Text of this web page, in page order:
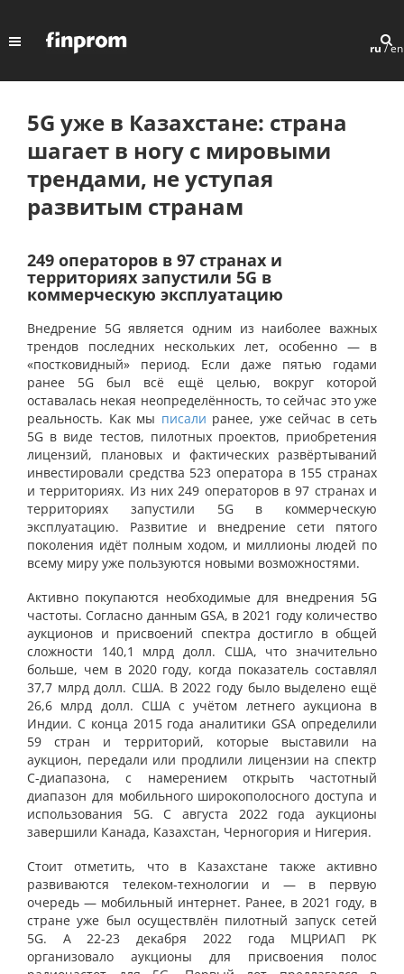
ru/en
5G уже в Казахстане: страна
шагает в ногу с мировыми
трендами, не уступая
развитым странам
249 операторов в 97 странах и
территориях запустили 5G в
коммерческую эксплуатацию
Внедрение 5G является одним из наиболее важных
трендов последних нескольких лет, особенно — в
«постковидный» период. Если даже пятью годами
ранее 5G был всё ещё целью, вокруг которой
оставалась некая неопределённость, то сейчас это уже
реальность. Как мы писали ранее, уже сейчас в сеть
5G в виде тестов, пилотных проектов, приобретения
лицензий, плановых и фактических развёртываний
инвестировали средства 523 оператора в 155 странах
и территориях. Из них 249 операторов в 97 странах и
территориях запустили 5G в коммерческую
эксплуатацию. Развитие и внедрение сети пятого
поколения идёт полным ходом, и миллионы людей по
всему миру уже пользуются новыми возможностями.
Активно покупаются необходимые для внедрения 5G
частоты. Согласно данным GSA, в 2021 году количество
аукционов и присвоений спектра достигло в общей
сложности 140,1 млрд долл. США, что значительно
больше, чем в 2020 году, когда показатель составлял
37,7 млрд долл. США. В 2022 году было выделено ещё
26,6 млрд долл. США с учётом летнего аукциона в
Индии. С конца 2015 года аналитики GSA определили
59 стран и территорий, которые выставили на
аукцион, передали или продлили лицензии на спектр
C-диапазона, с намерением открыть частотный
диапазон для мобильного широкополосного доступа и
использования 5G. С августа 2022 года аукционы
завершили Канада, Казахстан, Черногория и Нигерия.
Стоит отметить, что в Казахстане также активно
развиваются телеком-технологии и — в первую
очередь — мобильный интернет. Ранее, в 2021 году, в
стране уже был осуществлён пилотный запуск сетей
5G. А 22-23 декабря 2022 года МЦРИАП РК
организовало аукционы для присвоения полос